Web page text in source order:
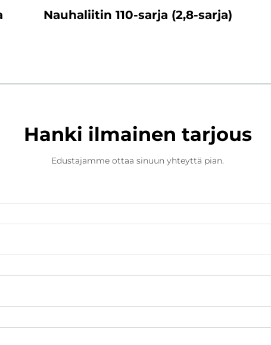
Nauhaliitin 110-sarja (2,8-sarja)
Hanki ilmainen tarjous
Edustajamme ottaa sinuun yhteyttä pian.